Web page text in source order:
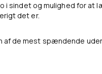
i sindet og mulighed for at
det er.
af de mest spændende